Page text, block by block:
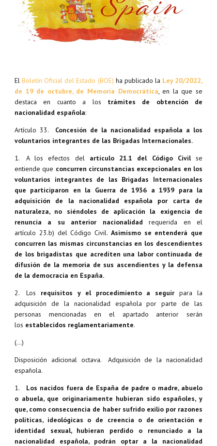
ElBoletín Oficial del Estado (BOE) ha publicado la Ley 20/2022,
de 19 de octubre, de Memoria Democrática, en la que se
destaca en cuanto a los trámites de obtención de
nacionalidad española:
Artículo 33. Concesión de la nacionalidad española a los
voluntarios integrantes de las Brigadas Internacionales.
1. A los efectos del artículo 21.1 del Código Civilse
entiende que concurren circunstancias excepcionales en los
voluntarios integrantes de las Brigadas Internacionales
que participaron en la Guerra de 1936 a 1939 para la
adquisición de la nacionalidad española por carta de
naturaleza, no siéndoles de aplicación la exigencia de
renuncia a su anterior nacionalidad requerida en el
artículo 23.b) del Código Civil. Asimismo se entenderá que
concurren las mismas circunstancias en los descendientes
de los brigadistas que acrediten una labor continuada de
difusión de la memoria de sus ascendientes y la defensa
de la democracia en España.
2. Los requisitos y el procedimiento a seguir para la
adquisición de la nacionalidad española por parte de las
personas mencionadas en el apartado anterior serán
los establecidos reglamentariamente.
(…)
Disposición adicional octava. Adquisición de la nacionalidad
española.
1. Los nacidos fuera de España de padre o madre, abuelo
o abuela, que originariamente hubieran sido españoles, y
que, como consecuencia de haber sufrido exilio por razones
políticas, ideológicas o de creencia o de orientación e
identidad sexual, hubieran perdido o renunciado a la
nacionalidad española, podrán optar a la nacionalidad